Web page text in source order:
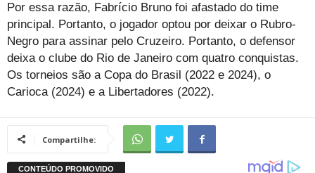
Por essa razão, Fabrício Bruno foi afastado do time
principal. Portanto, o jogador optou por deixar o Rubro-
Negro para assinar pelo Cruzeiro. Portanto, o defensor
deixa o clube do Rio de Janeiro com quatro conquistas.
Os torneios são a Copa do Brasil (2022 e 2024), o
Carioca (2024) e a Libertadores (2022).
Compartilhe: